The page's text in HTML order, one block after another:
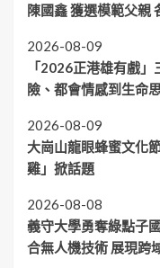
陳國鑫 獲選模範父親
2026-08-09
「2026正港雄有戲
險、都會情感到生命
2026-08-09
大崗山龍眼蜂蜜文化
雞」掀話題
2026-08-08
義守大學勇奪綠點子
合無人機技術 展現跨